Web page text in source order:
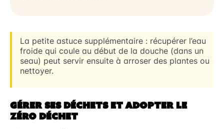
La petite astuce supplémentaire : récupérer l’eau
froide qui coule au début de la douche (dans un
seau) peut servir ensuite à arroser des plantes ou
nettoyer.
GÉRER SES DÉCHETS ET ADOPTER LE
ZÉRO DÉCHET